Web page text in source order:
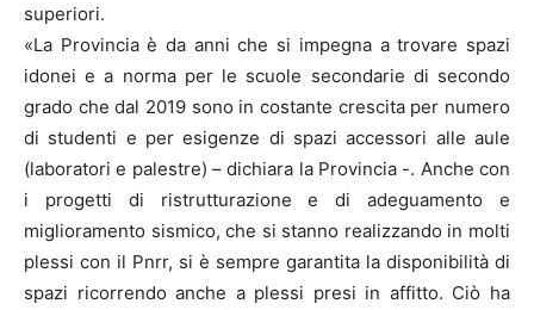
superiori.
«La Provincia è da anni che si impegna a trovare spazi
idonei e a norma per le scuole secondarie di secondo
grado che dal 2019 sono in costante crescita per numero
di studenti e per esigenze di spazi accessori alle aule
(laboratori e palestre) – dichiara la Provincia -. Anche con
i progetti di ristrutturazione e di adeguamento e
miglioramento sismico, che si stanno realizzando in molti
plessi con il Pnrr, si è sempre garantita la disponibilità di
spazi ricorrendo anche a plessi presi in affitto. Ciò ha